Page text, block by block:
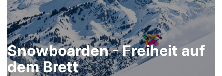
Snowboarden - Freiheit auf
dem Brett